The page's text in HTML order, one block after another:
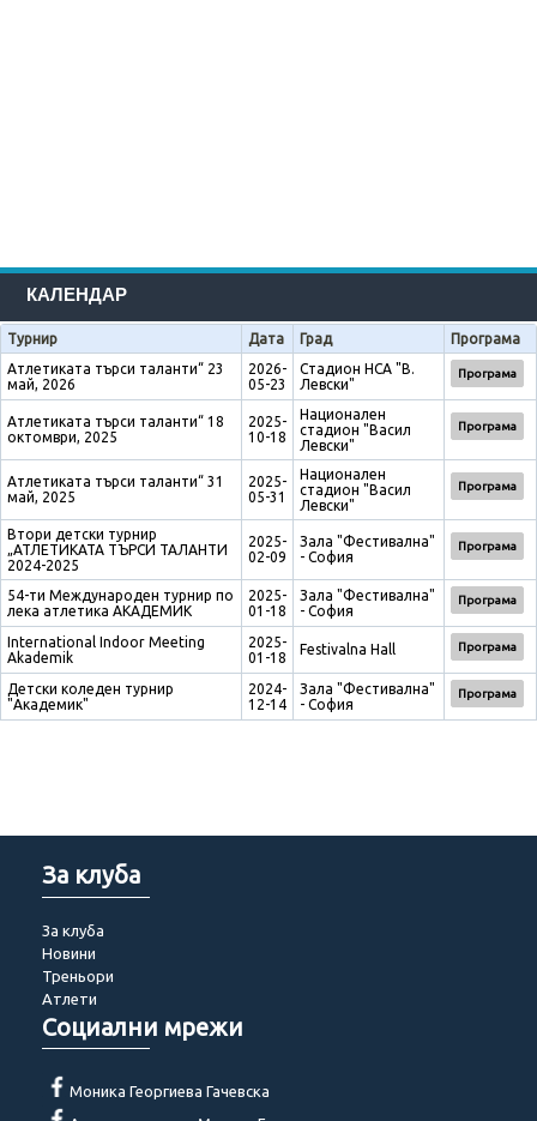
КАЛЕНДАР
Турнир Дата Град
Програма
Атлетиката търси таланти“ 23
май, 2026
2026-
05-23
Стадион НСА "В.
Левски"
Програма
Атлетиката търси таланти“ 18
октомври, 2025
2025-
10-18
Национален
стадион "Васил
Левски"
Програма
Атлетиката търси таланти“ 31
май, 2025
2025-
05-31
Национален
стадион "Васил
Левски"
Програма
Втори детски турнир
„АТЛЕТИКАТА ТЪРСИ ТАЛАНТИ
2024-2025
2025-
02-09
Зала "Фестивална"
- София
Програма
54-ти Международен турнир по
лека атлетика АКАДЕМИК
2025-
01-18
Зала "Фестивална"
- София
Програма
International Indoor Meeting
Akademik
2025-
01-18
Festivalna Hall Програма
Детски коледен турнир
"Академик"
2024-
12-14
Зала "Фестивална"
- София
Програма
За клуба
За клуба
Новини
Треньори
Атлети
Социални мрежи
Моника Георгиева Гачевска